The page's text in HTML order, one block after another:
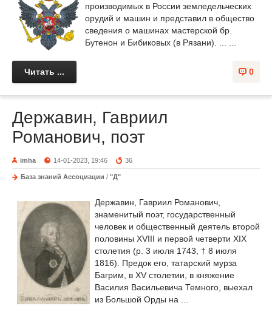
производимых в России земледельческих
орудий и машин и представил в общество
сведения о машинах мастерской бр.
Бутенон и Бибиковых (в Рязани). ... ...
0
Читать ...
Державин, Гавриил
Романович, поэт
imha 14-01-2023, 19:46 36
База знаний Ассоциации / "Д"
Державин, Гавриил Романович,
знаменитый поэт, государственный
человек и общественный деятель второй
половины XVIII и первой четверти XIX
столетия (р. 3 июля 1743, † 8 июля
1816). Предок его, татарский мурза
Багрим, в XV столетии, в княжение
Василия Васильевича Темного, выехал
из Большой Орды на ...